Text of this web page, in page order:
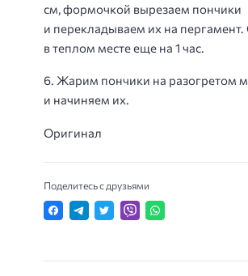
см, формочкой вырезаем пончики
и перекладываем их на пергамент.
в теплом месте еще на 1 час.
6. Жарим пончики на разогретом
и начиняем их.
Оригинал
Поделитесь с друзьями